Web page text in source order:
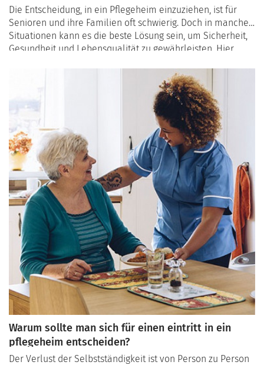
Die Entscheidung, in ein Pflegeheim einzuziehen, ist für
Senioren und ihre Familien oft schwierig. Doch in manchen
Situationen kann es die beste Lösung sein, um Sicherheit,
Gesundheit und Lebensqualität zu gewährleisten. Hier
Zeitpunkt gekommen sein könnte, über einen Umzug in ein
Pflegeheim in der Schweiz nachzudenken.
Warum sollte man sich für einen eintritt in ein
pflegeheim entscheiden?
Der Verlust der Selbstständigkeit ist von Person zu Person